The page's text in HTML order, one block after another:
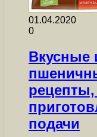
01.04.2020
0
Вкусные
подачи